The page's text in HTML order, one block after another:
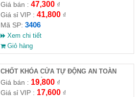
Giá bán : 47,300₫
Giá sỉ VIP : 41,800₫
Mã SP: 3406
Xem chi tiết
Giỏ hàng
CHỐT KHÓA CỬA TỰ ĐỘNG AN TOÀN
HỢP KIM NHÔM( Full VAT )
Giá bán : 19,800₫
Giá sỉ VIP : 17,600₫